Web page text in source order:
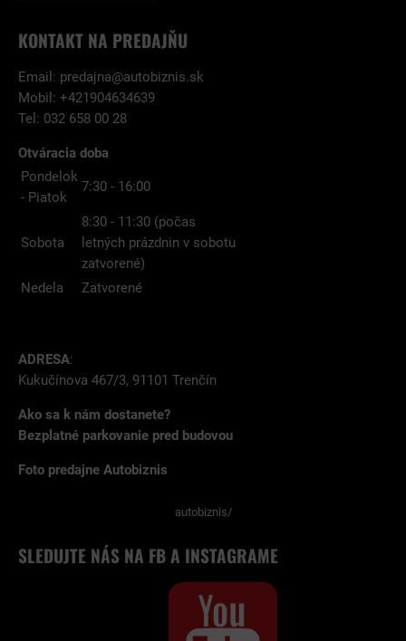
KONTAKT NA PREDAJŇU
Email: predajna@autobiznis.sk
Mobil: +421904634639
Tel: 032 658 00 28
Otváracia doba
Pondelok
- Piatok
7:30 - 16:00
Sobota
8:30 - 11:30 (počas
letných prázdnin v sobotu
zatvorené)
Nedela
Zatvorené
ADRESA:
Kukučínova 467/3, 91101 Trenčín
Ako sa k nám dostanete?
Bezplatné parkovanie pred budovou
Foto predajne Autobiznis
autobiznis/
SLEDUJTE NÁS NA FB A INSTAGRAME